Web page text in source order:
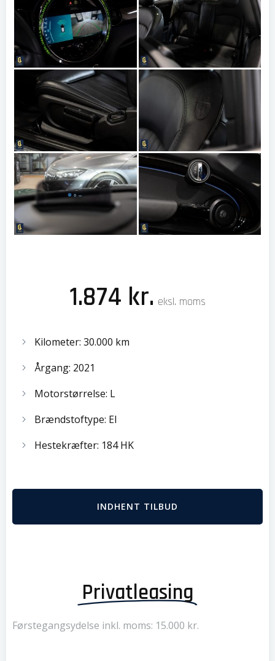
1.874 kr. eksl. moms
Kilometer: 30.000 km
Årgang: 2021
Motorstørrelse: L
Brændstoftype: El
Hestekræfter: 184 HK
INDHENT TILBUD
Privatleasing
Førstegangsydelse inkl. moms: 15.000 kr.